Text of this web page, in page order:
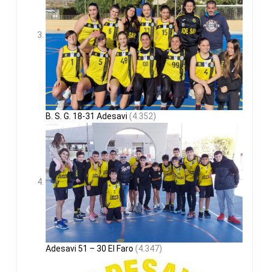
B. S. G. 18-31 Adesavi (4.352)
Adesavi 51 – 30 El Faro (4.347)